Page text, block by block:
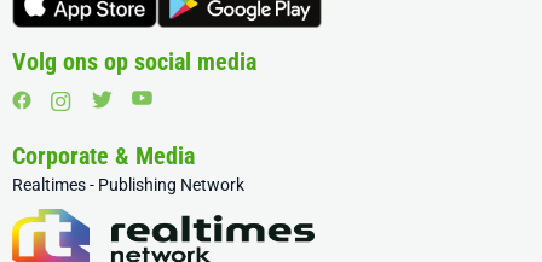
Volg ons op social media
Corporate & Media
Realtimes - Publishing Network